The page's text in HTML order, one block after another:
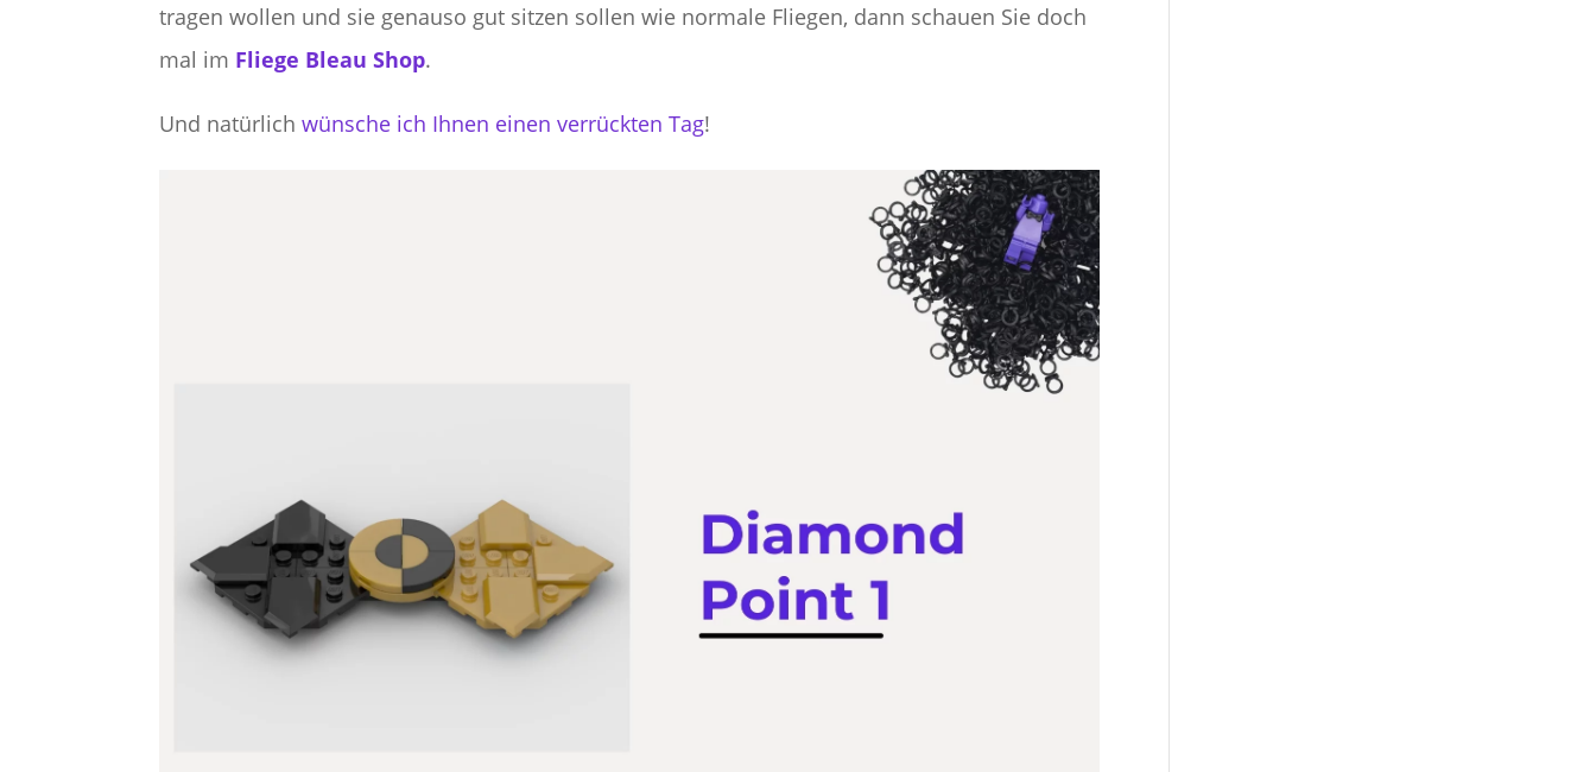
tragen wollen und sie genauso gut sitzen sollen wie normale Fliegen, dann schauen Sie doch
mal im Fliege Bleau Shop.
Und natürlichwünsche ich Ihnen einen verrückten Tag!